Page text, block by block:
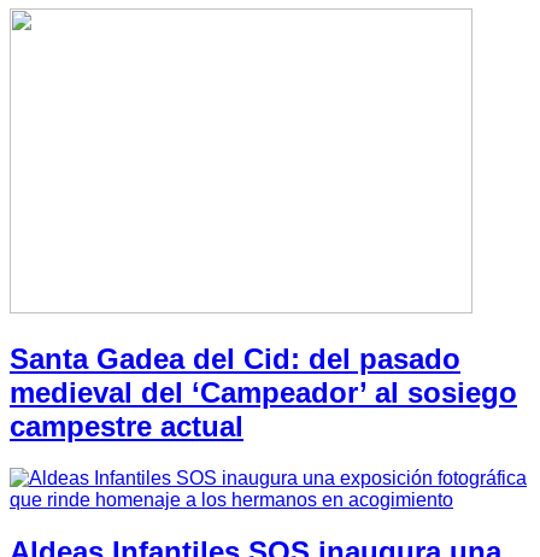
Santa Gadea del Cid: del pasado
medieval del ‘Campeador’ al sosiego
campestre actual